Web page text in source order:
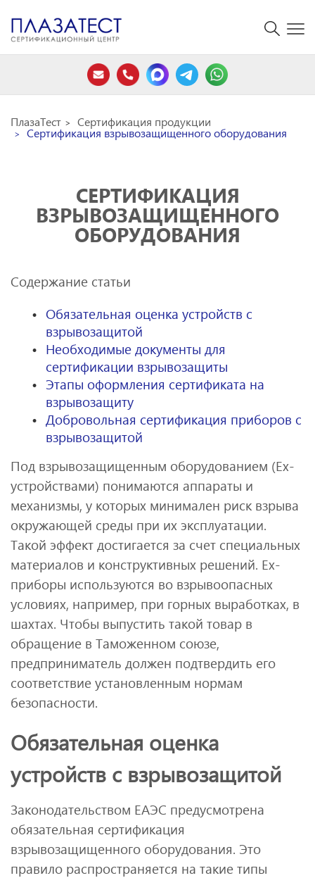
ПлазаТест Сертификация продукции
Сертификация взрывозащищенного оборудования
СЕРТИФИКАЦИЯ
ВЗРЫВОЗАЩИЩЕННОГО
ОБОРУДОВАНИЯ
Содержание статьи
Обязательная оценка устройств с
взрывозащитой
Необходимые документы для
сертификации взрывозащиты
Этапы оформления сертификата на
взрывозащиту
Добровольная сертификация приборов с
взрывозащитой
Под взрывозащищенным оборудованием (Ex-
устройствами) понимаются аппараты и
механизмы, у которых минимален риск взрыва
окружающей среды при их эксплуатации.
Такой эффект достигается за счет специальных
материалов и конструктивных решений. Ex-
приборы используются во взрывоопасных
условиях, например, при горных выработках, в
шахтах. Чтобы выпустить такой товар в
обращение в Таможенном союзе,
предприниматель должен подтвердить его
соответствие установленным нормам
безопасности.
Обязательная оценка
устройств с взрывозащитой
Законодательством ЕАЭС предусмотрена
обязательная сертификация
взрывозащищенного оборудования. Это
правило распространяется на такие типы